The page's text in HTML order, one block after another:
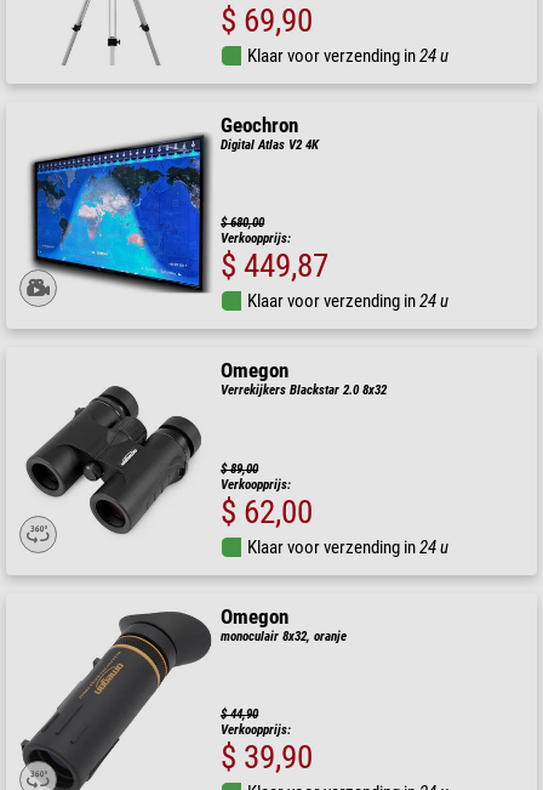
$ 69,90
Klaar voor verzending in24 u
Geochron
Digital Atlas V2 4K
$ 680,00
Verkoopprijs:
$ 449,87
Klaar voor verzending in24 u
Omegon
Verrekijkers Blackstar 2.0 8x32
$ 89,00
Verkoopprijs:
$ 62,00
Klaar voor verzending in24 u
Omegon
monoculair 8x32, oranje
$ 44,90
Verkoopprijs:
$ 39,90